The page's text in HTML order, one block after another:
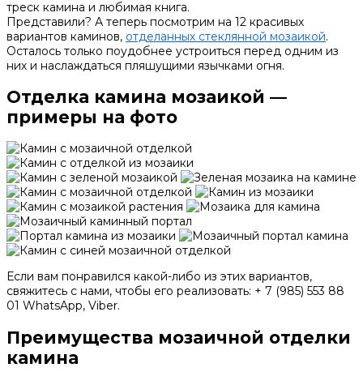
треск камина и любимая книга.
Представили? А теперь посмотрим на 12 красивых
вариантов каминов, отделанных стеклянной мозаикой.
Осталось только поудобнее устроиться перед одним из
них и наслаждаться пляшущими язычками огня.
Отделка камина мозаикой —
примеры на фото
Если вам понравился какой-либо из этих вариантов,
свяжитесь с нами, чтобы его реализовать: + 7 (985) 553 88
01 WhatsApp, Viber.
Преимущества мозаичной отделки
камина